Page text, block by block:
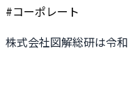
#コーポレート
株式会社図解総研は令